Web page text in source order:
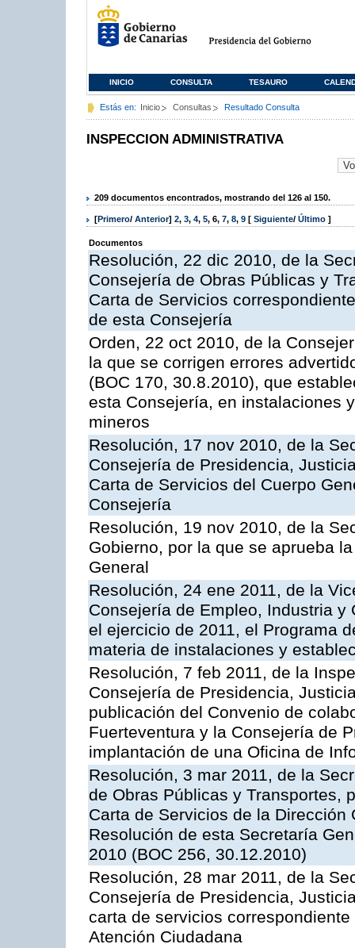
INICIO CONSULTA TESAURO
Estás en: Inicio Consultas Resultado Consulta
INSPECCION ADMINISTRATIVA
209 documentos encontrados, mostrando del 126 al 150.
[Primero/ Anterior] 2, 3, 4, 5, 6, 7, 8, 9 [ Siguiente/ Último ]
Documentos
Resolución, 22 dic 2010, de la
Consejería de Obras Públicas y
Carta de Servicios
de esta Consejería
Orden, 22 oct 2010, de la
la que se corrigen errores
(BOC 170, 30.8.2010), que
esta Consejería, en instalaciones
mineros
Resolución, 17 nov 2010, de la
Consejería de Presidencia,
Carta de Servicios del Cuerpo
Consejería
Resolución, 19 nov 2010, de la
Gobierno, por la que se aprueba
General
Resolución, 24 ene 2011, de la
Consejería de Empleo, Industria
el ejercicio de 2011, el Programa
materia de instalaciones y
Resolución, 7 feb 2011, de la
Consejería de Presidencia,
publicación del Convenio de
Fuerteventura y la Consejería de
implantación de una Oficina de
Resolución, 3 mar 2011, de la
de Obras Públicas y Transportes,
Carta de Servicios de la
Resolución de esta Secretaría
2010 (BOC 256, 30.12.2010)
Resolución, 28 mar 2011, de la
Consejería de Presidencia,
carta de servicios
Atención Ciudadana